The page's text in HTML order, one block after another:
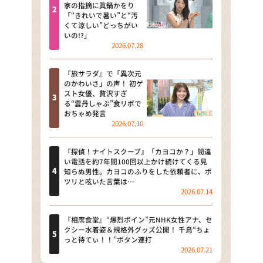
河合＆A.B.C-Z塚田×福井アナ
「なんでやねん！？」（news お
かえり）
DAIGOも台所 ～きょうの献立 何
にする？～
本日はダイアンなり！シーズン２
朝だ！生です旅サラダ
教えて！ニュースライブ 正義の
ミカタ
ＬＩＦＥ～夢のカタチ～
新婚さんいらっしゃい！
ポツンと一軒家
ザキ山小屋本館
家の指摘に眞鍋かをり
「“きれいで暑い”と“汚
くて涼しい”どっちがい
いの!?」
2026.07.28
『旅サラダ』で「異次元
のかわいさ」の声！ 初ゲ
スト女優、贅沢すぎ
る“雲丹しゃぶ”食リポで
おちゃめ発言
2026.07.10
『探偵！ナイトスクープ』「カヨコか？」間違
い電話を約7年間100回以上かけ続けてくる見
知らぬ男性。カヨコのふりをした依頼者に、ポ
ツリと呟いた言葉は…
2026.07.14
『相席食堂』“爆烈ボイン”元NHK女性アナ、セ
クシー水着姿＆規格外グッズ公開！ 千鳥“ちょ
っと待てぃ！！”ボタン連打
2026.07.21